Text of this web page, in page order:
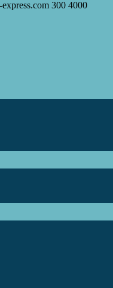
300 4000